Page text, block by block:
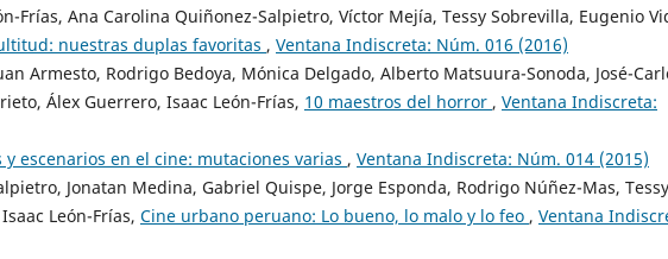
Frías, Ana Carolina Quiñonez-Salpietro, Víctor Mejía, Tessy Sobrevilla, Eugenio
nuestras duplas favoritas , Ventana Indiscreta: Núm. 016 (2016)
Armesto, Rodrigo Bedoya, Mónica Delgado, Alberto Matsuura-Sonoda, José-
Álex Guerrero, Isaac León-Frías, 10 maestros del horror , Ventana Indiscreta:
y escenarios en el cine: mutaciones varias , Ventana Indiscreta: Núm. 014 (2015)
Jonatan Medina, Gabriel Quispe, Jorge Esponda, Rodrigo Núñez-Mas, Tessy
León-Frías, Cine urbano peruano: Lo bueno, lo malo y lo feo , Ventana